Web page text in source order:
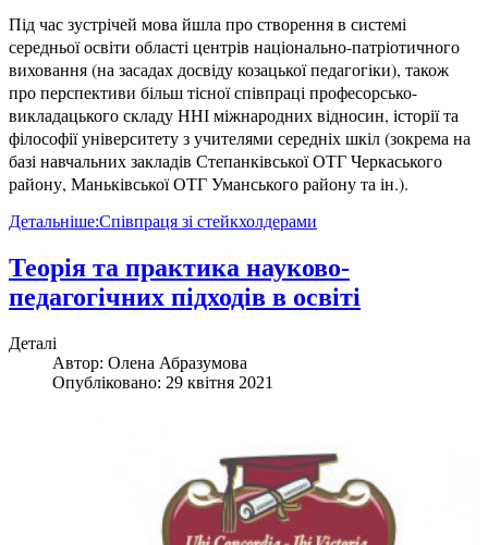
Під час зустрічей мова йшла про створення в системі
середньої освіти області центрів національно-патріотичного
виховання (на засадах досвіду козацької педагогіки), також
про перспективи більш тісної співпраці професорсько-
викладацького складу ННІ міжнародних відносин, історії та
філософії університету з учителями середніх шкіл (зокрема на
базі навчальних закладів Степанківської ОТГ Черкаського
району, Маньківської ОТГ Уманського району та ін.).
Детальніше:Співпраця зі стейкхолдерами
Теорія та практика науково-
педагогічних підходів в освіті
Деталі
Автор: Олена Абразумова
Опубліковано: 29 квітня 2021